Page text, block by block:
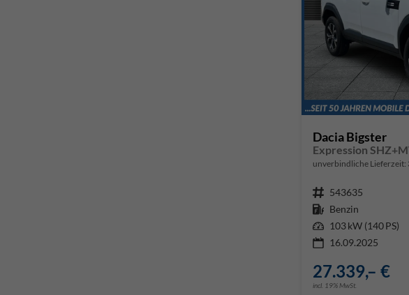
Dacia Bigster
Expression
unverbindliche Lieferzeit:
Fahrzeugnr. 543635
Kraftstoff Benzin
Leistung 103 kW (140 PS)
16.09.2025
27.339,– €
incl. 19% MwSt.